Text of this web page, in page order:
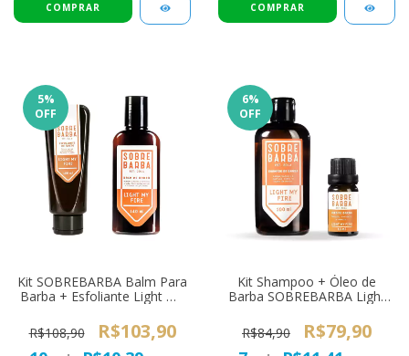
5%
OFF
Kit SOBREBARBA Balm Para
Barba + Esfoliante Light My
R$108,90
R$103,90
6%
OFF
Kit Shampoo + Óleo de
Barba SOBREBARBA Light
R$84,90
R$79,90